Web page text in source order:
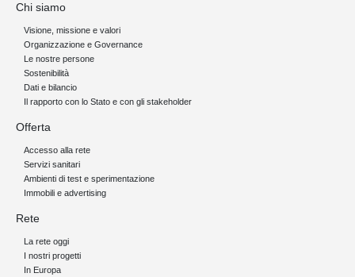
Chi siamo
Visione, missione e valori
Organizzazione e Governance
Le nostre persone
Sostenibilità
Dati e bilancio
Il rapporto con lo Stato e con gli stakeholder
Offerta
Accesso alla rete
Servizi sanitari
Ambienti di test e sperimentazione
Immobili e advertising
Rete
La rete oggi
I nostri progetti
In Europa